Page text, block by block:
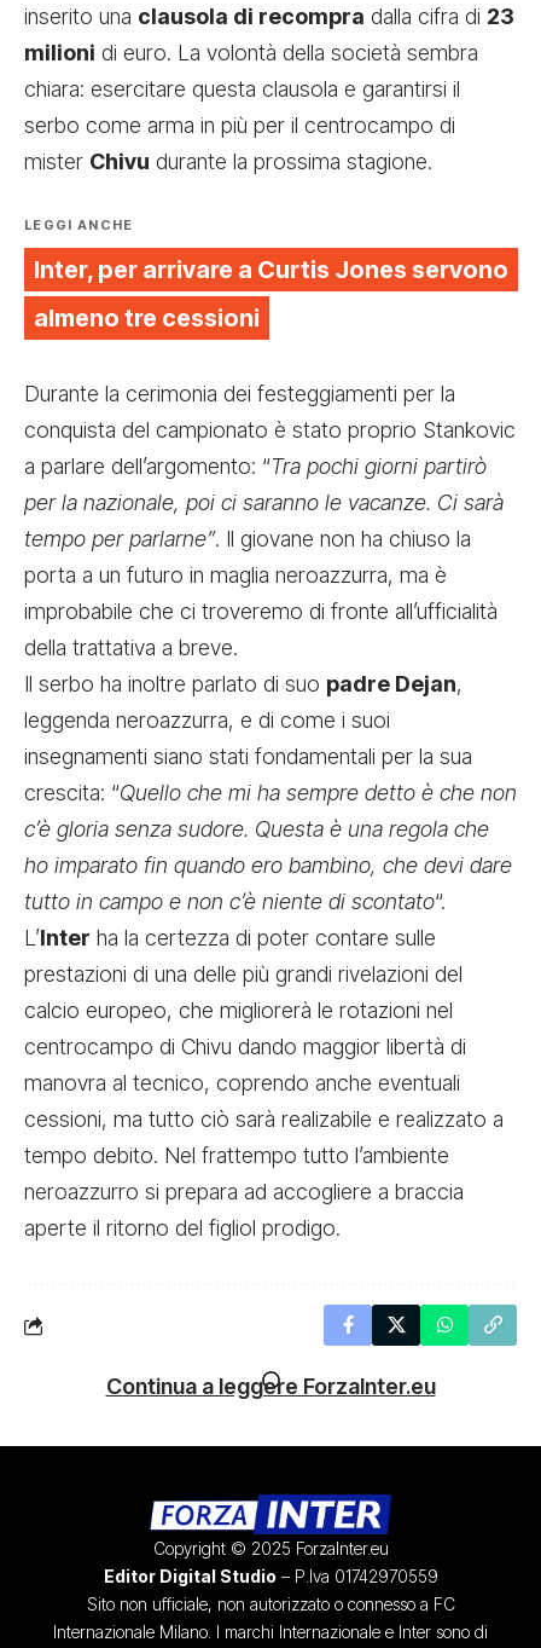
inserito una clausola di recompra dalla cifra di 23
milioni di euro. La volontà della società sembra
chiara: esercitare questa clausola e garantirsi il
serbo come arma in più per il centrocampo di
mister Chivu durante la prossima stagione.
LEGGI ANCHE
Inter, per arrivare a Curtis Jones servono
almeno tre cessioni
Durante la cerimonia dei festeggiamenti per la
conquista del campionato è stato proprio Stankovic
a parlare dell’argomento: “Tra pochi giorni partirò
per la nazionale, poi ci saranno le vacanze. Ci sarà
tempo per parlarne”. Il giovane non ha chiuso la
porta a un futuro in maglia neroazzurra, ma è
improbabile che ci troveremo di fronte all’ufficialità
della trattativa a breve.
Il serbo ha inoltre parlato di suo padre Dejan,
leggenda neroazzurra, e di come i suoi
insegnamenti siano stati fondamentali per la sua
crescita: “Quello che mi ha sempre detto è che non
c’è gloria senza sudore. Questa è una regola che
ho imparato fin quando ero bambino, che devi dare
tutto in campo e non c’è niente di scontato“.
L’Inter ha la certezza di poter contare sulle
prestazioni di una delle più grandi rivelazioni del
calcio europeo, che migliorerà le rotazioni nel
centrocampo di Chivu dando maggior libertà di
manovra al tecnico, coprendo anche eventuali
cessioni, ma tutto ciò sarà realizabile e realizzato a
tempo debito. Nel frattempo tutto l’ambiente
neroazzurro si prepara ad accogliere a braccia
aperte il ritorno del figliol prodigo.
Continua a leggere ForzaInter.eu
Copyright © 2025 ForzaInter.eu
Editor Digital Studio – P.Iva 01742970559
Sito non ufficiale, non autorizzato o connesso a FC
Internazionale Milano. I marchi Internazionale e Inter sono di